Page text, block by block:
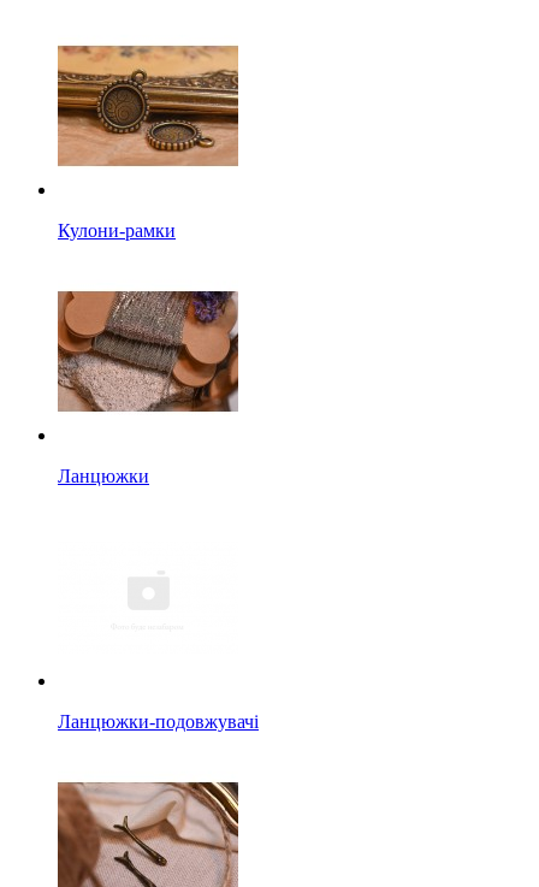
Кулони-рамки
Ланцюжки
Ланцюжки-подовжувачі